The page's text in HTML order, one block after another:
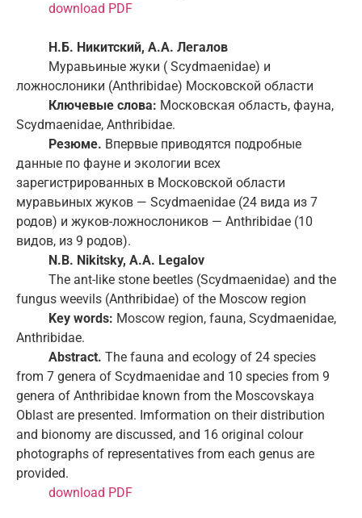
download PDF
Н.Б. Никитский, A.A. Легалов
Муравьиные жуки ( Scydmaenidae) и
ложнослоники (Anthribidae) Московской области
Ключевые слова: Московская область, фауна,
Scydmaenidae, Anthribidae.
Резюме. Впервые приводятся подробные
данные по фауне и экологии всех
зарегистрированных в Московской области
муравьиных жуков — Scydmaenidae (24 вида из 7
родов) и жуков-ложнослоников — Anthribidae (10
видов, из 9 родов).
N.B. Nikitsky, A.A. Legalov
The ant-like stone beetles (Scydmaenidae) and the
fungus weevils (Anthribidae) of the Moscow region
Key words: Moscow region, fauna, Scydmaenidae,
Anthribidae.
Abstract. The fauna and ecology of 24 species
from 7 genera of Scydmaenidae and 10 species from 9
genera of Anthribidae known from the Moscovskaya
Oblast are presented. Imformation on their distribution
and bionomy are discussed, and 16 original colour
photographs of representatives from each genus are
provided.
download PDF